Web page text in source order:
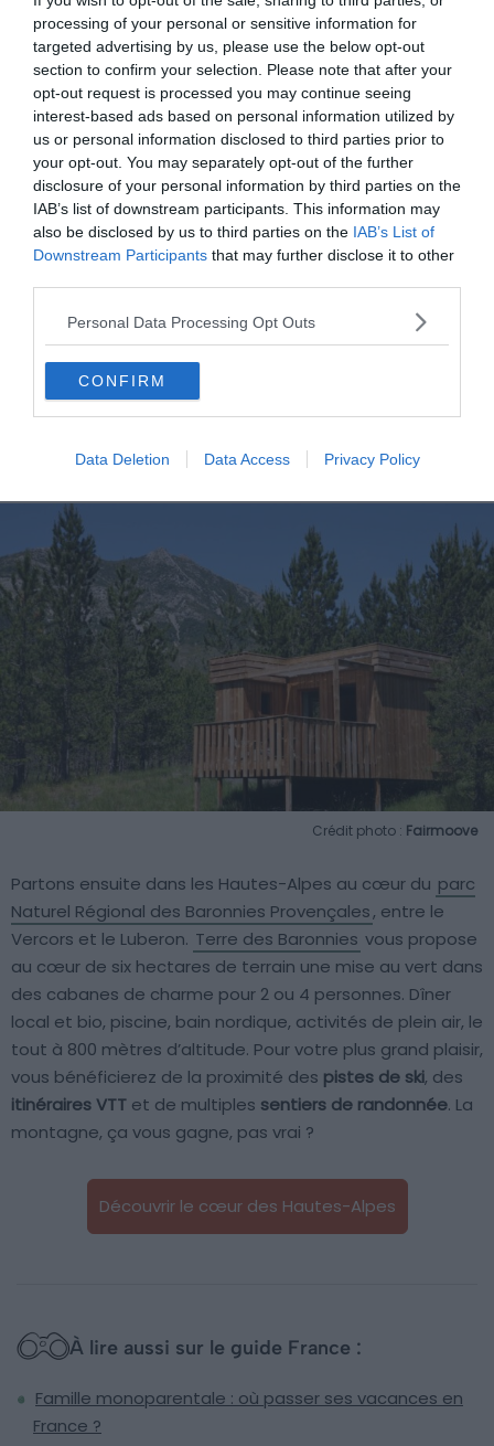
processing of your personal or sensitive information for
targeted advertising by us, please use the below opt-out
section to confirm your selection. Please note that after your
opt-out request is processed you may continue seeing
interest-based ads based on personal information utilized by
us or personal information disclosed to third parties prior to
your opt-out. You may separately opt-out of the further
disclosure of your personal information by third parties on the
IAB’s list of downstream participants. This information may
also be disclosed by us to third parties on the IAB’s List of
Downstream Participants that may further disclose it to other
Personal Data Processing Opt Outs
CONFIRM
Data Deletion Data Access Privacy Policy
Commençons par un établissementlabellisé Green
Globe… àParis . Tout près du Père Lachaisedans le XIe
arrondissement, l’ Eden Lodgeprend place au fond d’une
cour. Dissimulé par une végétation dense, il est tout
simplement invisible depuis la rue. Quand on vous disait
que l’intégration architecturale était au cœur du
concept… Décoration tendance, panneaux solaires,
chauffage au bois, toit végétalisé, ce petit hôtel
propose de spacieuses chambres soigneusement
Vivez l'agitation de la capitale
Logements de charme en pleine montagne
Crédit photo : Fairmoove
Partons ensuite dans les Hautes-Alpes au cœur du parc
Naturel Régional des Baronnies Provençales, entre le
Vercors et le Luberon. Terre des Baronnies vous propose
au cœur de six hectares de terrain une mise au vert dans
des cabanes de charme pour 2 ou 4 personnes. Dîner
local et bio, piscine, bain nordique, activités de plein air, le
tout à 800 mètres d’altitude. Pour votre plus grand plaisir,
vous bénéficierez de la proximité des pistes de ski, des
itinéraires VTT et de multiples sentiers de randonnée. La
montagne, ça vous gagne, pas vrai ?
Découvrir le cœur des Hautes-Alpes
À lire aussi sur le guide France :
Famille monoparentale : où passer ses vacances en
France ?